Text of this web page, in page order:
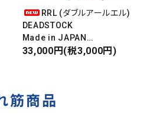
RRL (ダブルアールエル)
DEADSTOCK
Made in JAPAN
DAMAGE DENIM PANTS
33,000円(税3,000円)
筋商品